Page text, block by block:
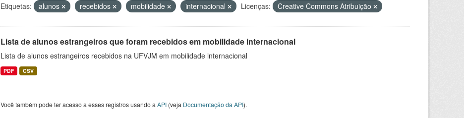
Etiquetas:
alunos recebidos mobilidade internacional Licenças: Creative Commons Atribuição
Lista de alunos estrangeiros que foram recebidos em mobilidade internacional
Lista de alunos estrangeiros recebidos na UFVJM em mobilidade internacional
PDF CSV
Você também pode ter acesso a esses registros usando a API(veja Documentação da API).